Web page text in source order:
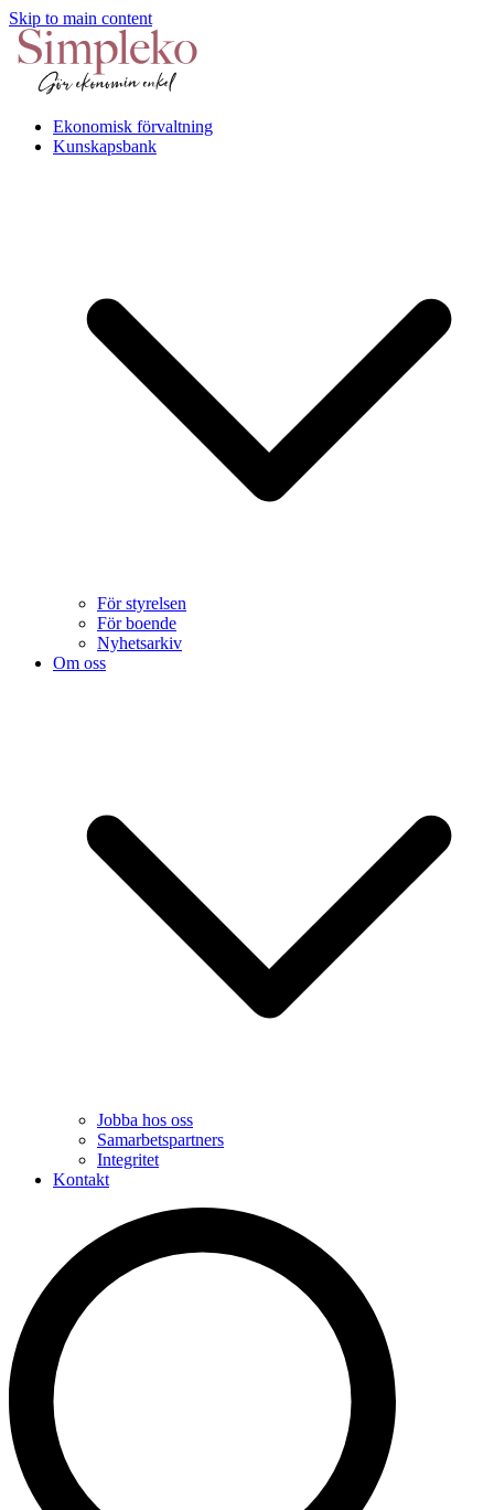
Skip to main content
Ekonomisk förvaltning
Kunskapsbank
För styrelsen
För boende
Nyhetsarkiv
Om oss
Jobba hos oss
Samarbetspartners
Integritet
Kontakt